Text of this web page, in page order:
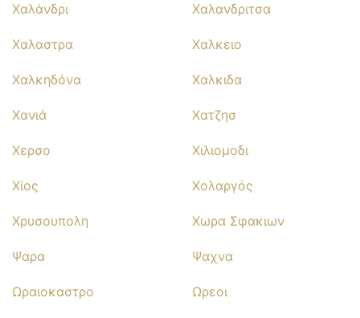
Χαλάνδρι Χαλανδριτσα
Χαλαστρα Χαλκειο
Χαλκηδόνα Χαλκιδα
Χανιά Χατζησ
Χερσο Χιλιομοδι
Χίος Χολαργός
Χρυσουπολη Χωρα Σφακιων
Ψαρα Ψαχνα
Ωραιοκαστρο Ωρεοι